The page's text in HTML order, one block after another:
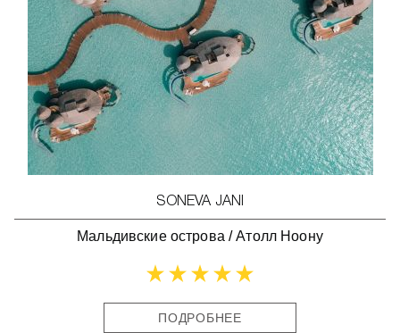
SONEVA JANI
Мальдивские острова /Атолл Ноону
ПОДРОБНЕЕ